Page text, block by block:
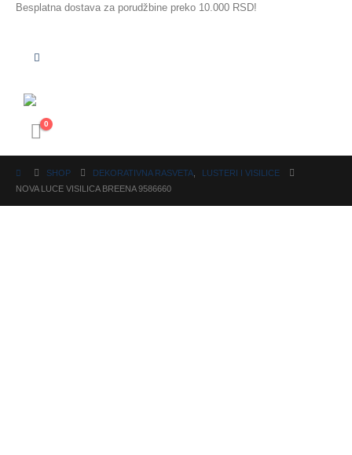
Besplatna dostava za porudžbine preko 10.000 RSD!
0
SHOP DEKORATIVNA RASVETA
LUSTERI I VISILICE
NOVA LUCE VISILICA BREENA 9586660